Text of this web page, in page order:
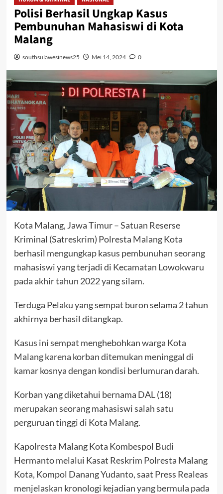
Polisi Berhasil Ungkap Kasus
Pembunuhan Mahasiswi di Kota
Malang
southsulawesinews25 Mei 14, 2024 0
Kota Malang, Jawa Timur – Satuan Reserse
Kriminal (Satreskrim) Polresta Malang Kota
berhasil mengungkap kasus pembunuhan seorang
mahasiswi yang terjadi di Kecamatan Lowokwaru
pada akhir tahun 2022 yang silam.
Terduga Pelaku yang sempat buron selama 2 tahun
akhirnya berhasil ditangkap.
Kasus ini sempat menghebohkan warga Kota
Malang karena korban ditemukan meninggal di
kamar kosnya dengan kondisi berlumuran darah.
Korban yang diketahui bernama DAL (18)
merupakan seorang mahasiswi salah satu
perguruan tinggi di Kota Malang.
Kapolresta Malang Kota Kombespol Budi
Hermanto melalui Kasat Reskrim Polresta Malang
Kota, Kompol Danang Yudanto, saat Press Realeas
menjelaskan kronologi kejadian yang bermula pada